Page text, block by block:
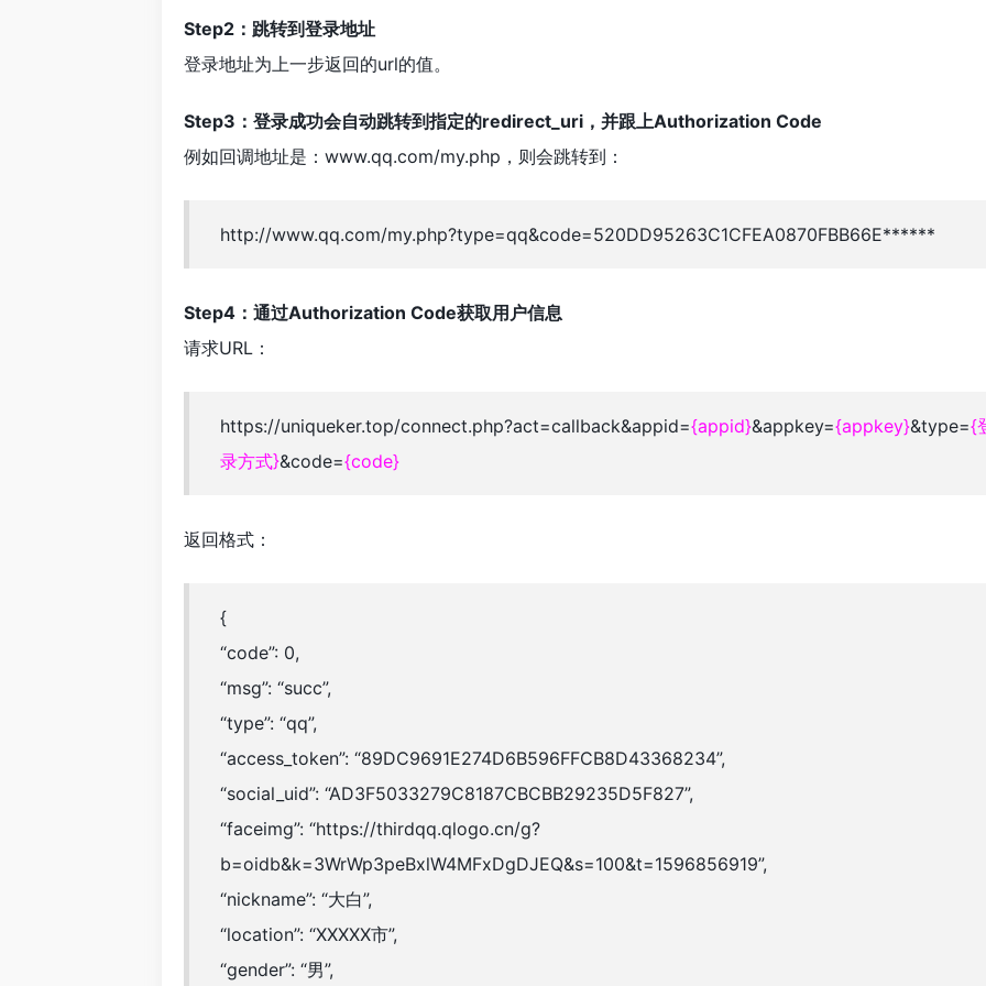
Step2：跳转到登录地址
登录地址为上一步返回的url的值。
Step3：登录成功会自动跳转到指定的redirect_uri，并跟上Authorization Code
例如回调地址是：www.qq.com/my.php，则会跳转到：
http://www.qq.com/my.php?type=qq&code=520DD95263C1CFEA0870FBB66E******
Step4：通过Authorization Code获取用户信息
请求URL：
https://uniqueker.top/connect.php?act=callback&appid={appid}&appkey={appkey}&type={
录方式}&code={code}
返回格式：
{
“code”: 0,
“msg”: “succ”,
“type”: “qq”,
“access_token”: “89DC9691E274D6B596FFCB8D43368234”,
“social_uid”: “AD3F5033279C8187CBCBB29235D5F827”,
“faceimg”: “https://thirdqq.qlogo.cn/g?
b=oidb&k=3WrWp3peBxlW4MFxDgDJEQ&s=100&t=1596856919”,
“nickname”: “大白”,
“location”: “XXXXX市”,
“gender”: “男”,